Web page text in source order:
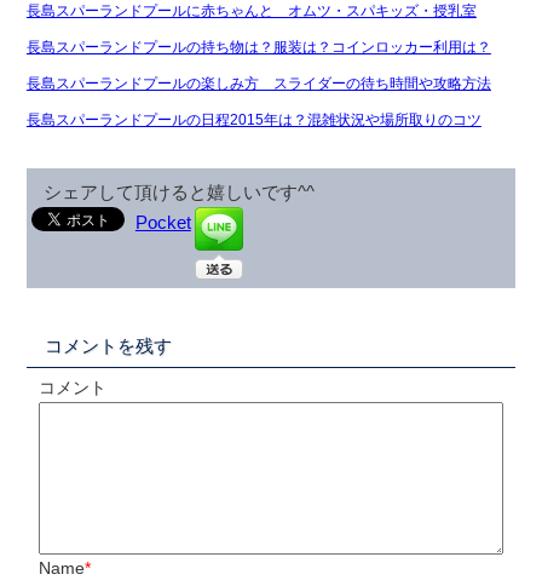
長島スパーランドプールに赤ちゃんと オムツ・スパキッズ・授乳室
長島スパーランドプールの持ち物は？服装は？コインロッカー利用は？
長島スパーランドプールの楽しみ方 スライダーの待ち時間や攻略方法
長島スパーランドプールの日程2015年は？混雑状況や場所取りのコツ
シェアして頂けると嬉しいです^^
Pocket
コメントを残す
コメント
Name*